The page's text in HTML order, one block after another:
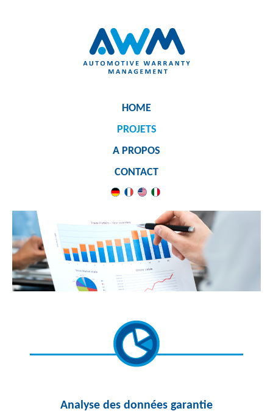
HOME
PROJETS
A PROPOS
CONTACT
Analyse des données garantie